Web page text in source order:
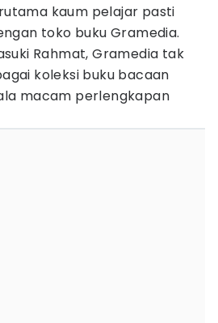
kaum pelajar pasti
toko buku Gramedia.
Rahmat, Gramedia tak
koleksi buku bacaan
macam perlengkapan